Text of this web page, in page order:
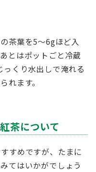
茶葉を5～6gほど入
とはポットごと冷蔵
くり水出しで淹れる
れます。
茶について
すめですが、たまに
てはいかがでしょう